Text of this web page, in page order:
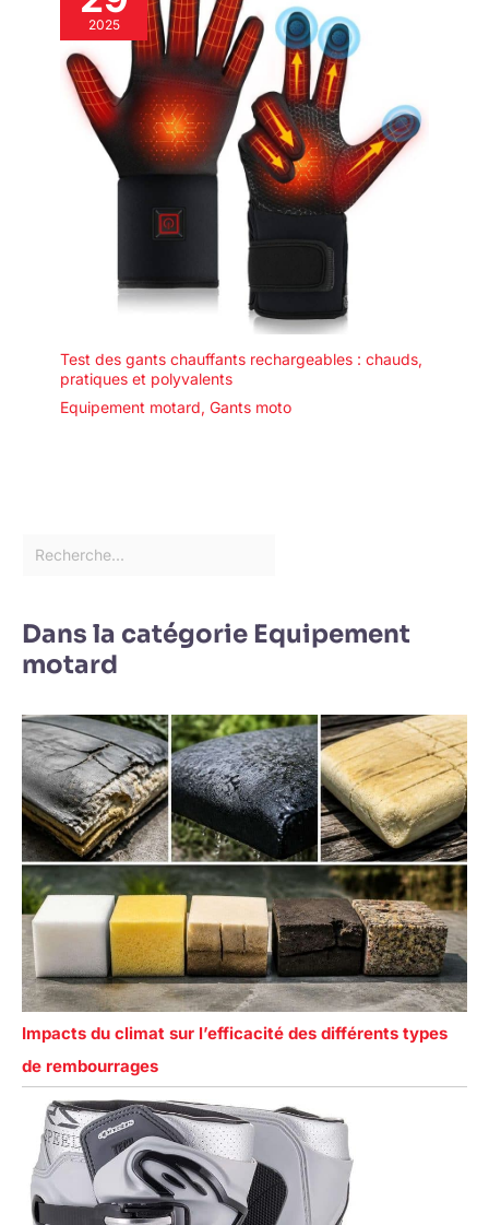
2025
Test des gants chauffants rechargeables : chauds,
pratiques et polyvalents
Equipement motard, Gants moto
Dans la catégorie Equipement
motard
Impacts du climat sur l’efficacité des différents types
de rembourrages